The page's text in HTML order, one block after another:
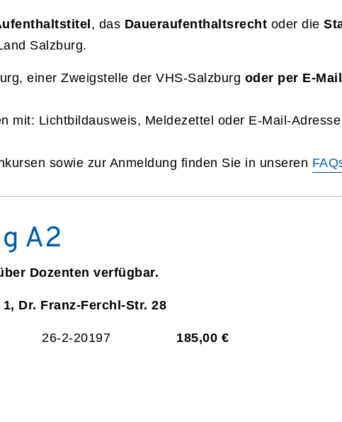
, das Daueraufenthaltsrecht oder die
Salzburg.
einer Zweigstelle der VHS-Salzburg oder per E-Mail
mit: Lichtbildausweis, Meldezettel oder E-Mail-
sowie zur Anmeldung finden Sie in unseren
A2
Dozenten verfügbar.
Dr. Franz-Ferchl-Str. 28
26-2-20197 185,00 €